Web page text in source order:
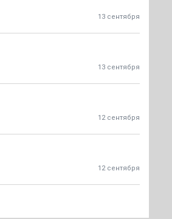
13 сентября
13 сентября
12 сентября
12 сентября